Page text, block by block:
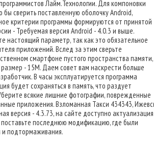
Лайм.Технологии. Для компоновки
сверить поставленную оболочку Android,
критерии программы формируются от принятой
- Требуемая версия Android - 4.0.3 и выше.
настоящий параметр, так как это обязательное
приложений. Вслед за этим сверьте
смартфоне пустого пространства памяти,
- 15M. Даем совет вам наскрести больше
В часы эксплуатируется программа
будет сохраняться в память, что раздует
всякие лишние фотографии, поврежденные
приложения. Взломанная Такси 434343,
версия - 4.3.73, на сайте доступно актуализация
поставьте последнюю модификацию, где были
подтормаживания.